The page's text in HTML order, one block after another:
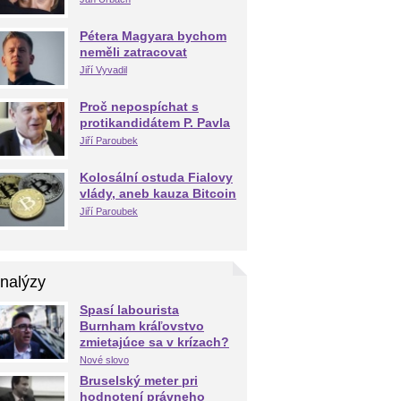
Pétera Magyara bychom
neměli zatracovat
Jiří Vyvadil
Proč nepospíchat s
protikandidátem P. Pavla
Jiří Paroubek
Kolosální ostuda Fialovy
vlády, aneb kauza Bitcoin
Jiří Paroubek
Spasí labourista
Burnham kráľovstvo
zmietajúce sa v krízach?
Nové slovo
Bruselský meter pri
hodnotení právneho